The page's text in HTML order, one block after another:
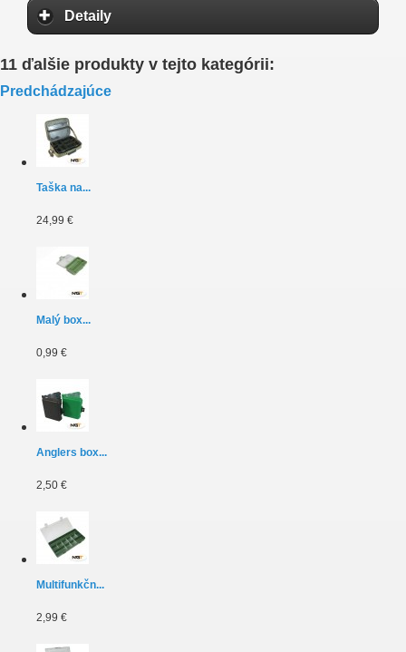
Detaily
11 ďalšie produkty v tejto kategórii:
Predchádzajúce
Taška na...
24,99 €
Malý box...
0,99 €
Anglers box...
2,50 €
Multifunkčn...
2,99 €